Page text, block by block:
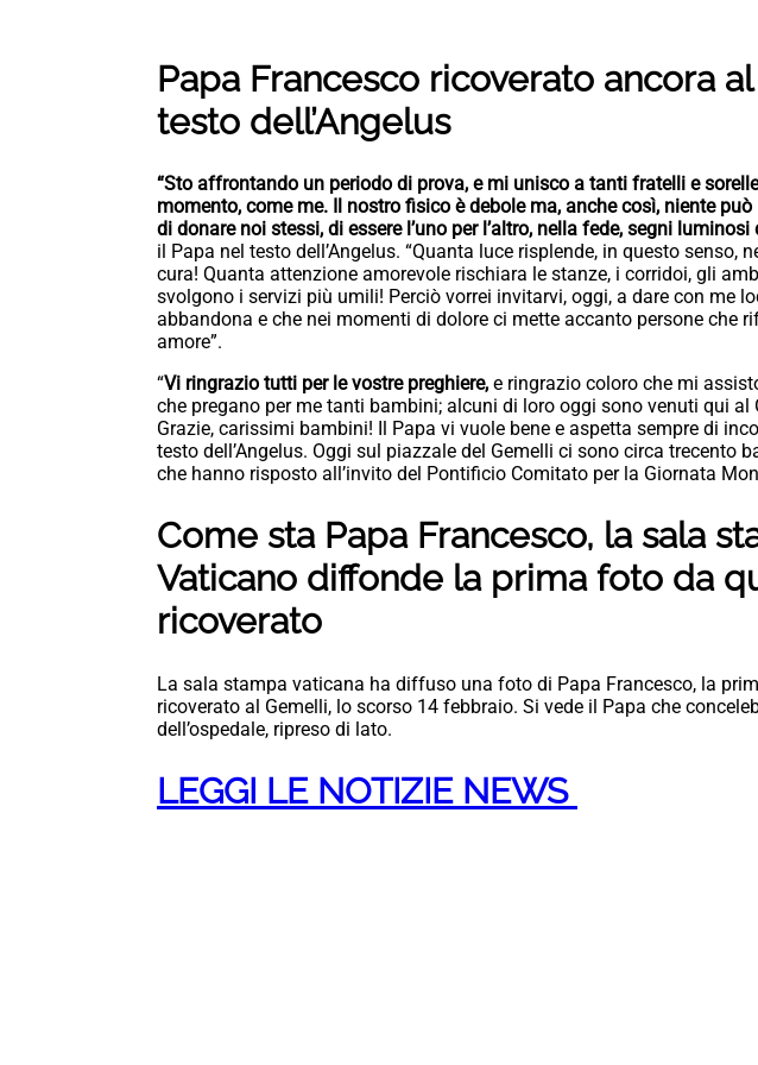
Papa Francesco ricoverato ancora
testo dell’Angelus
“Sto affrontando un periodo di prova, e mi unisco a tanti fratelli e
momento, come me. Il nostro fisico è debole ma, anche così, niente
di donare noi stessi, di essere l’uno per l’altro, nella fede, segni luminosi
il Papa nel testo dell’Angelus. “Quanta luce risplende, in questo senso,
cura! Quanta attenzione amorevole rischiara le stanze, i corridoi, gli
svolgono i servizi più umili! Perciò vorrei invitarvi, oggi, a dare con me
abbandona e che nei momenti di dolore ci mette accanto persone che
amore”.
“Vi ringrazio tutti per le vostre preghiere, e ringrazio coloro che mi
che pregano per me tanti bambini; alcuni di loro oggi sono venuti qui al
Grazie, carissimi bambini! Il Papa vi vuole bene e aspetta sempre di
testo dell’Angelus. Oggi sul piazzale del Gemelli ci sono circa trecento
che hanno risposto all’invito del Pontificio Comitato per la Giornata
Come sta Papa Francesco, la sala
Vaticano diffonde la prima foto da
ricoverato
La sala stampa vaticana ha diffuso una foto di Papa Francesco, la
ricoverato al Gemelli, lo scorso 14 febbraio. Si vede il Papa che
dell’ospedale, ripreso di lato.
LEGGI LE NOTIZIE NEWS